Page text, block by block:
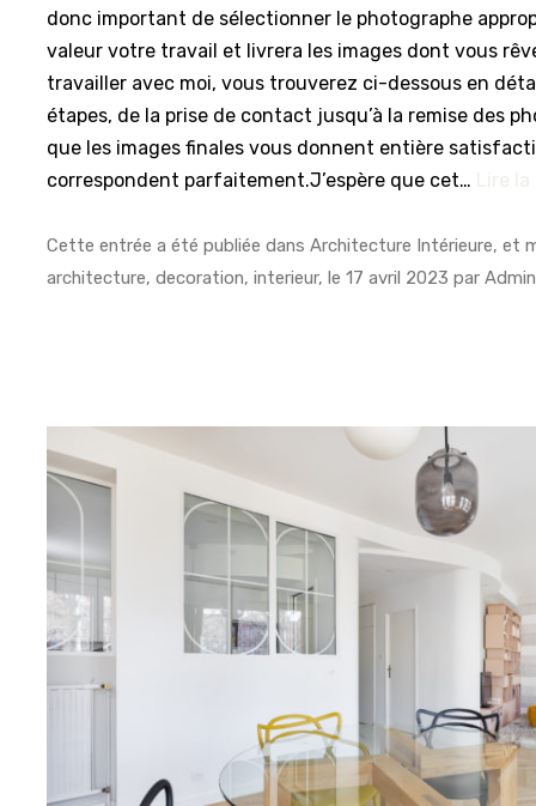
donc important de sélectionner le photographe
valeur votre travail et livrera les images dont vous
travailler avec moi, vous trouverez ci-dessous en
étapes, de la prise de contact jusqu’à la remise des
que les images finales vous donnent entière
correspondent parfaitement.J’espère que cet…
Cette entrée a été publiée dansArchitecture Intérieure, et
architecture,decoration,interieur, le17 avril 2023 parAdmin